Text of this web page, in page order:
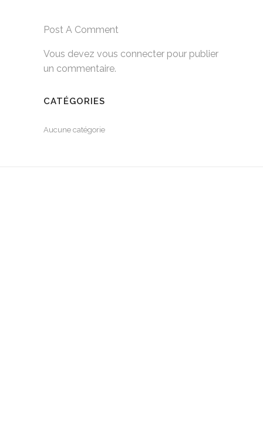
Post A Comment
Vous devez vous connecter pour publier
un commentaire.
CATÉGORIES
Aucune catégorie